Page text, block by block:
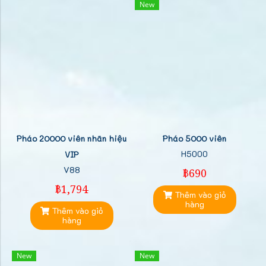
Pháo 20000 viên nhãn hiệu
VIP
V88
฿1,794
hàng
New
Pháo 5000 viên
H5000
฿690
hàng
New New